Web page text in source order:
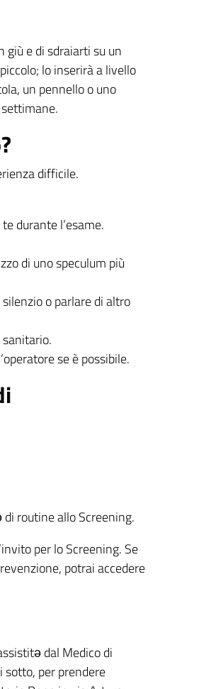
giù e di sdraiarti su un
lo inserirà a livello
un pennello o uno
difficile.
durante l’esame.
di uno speculum più
o parlare di altro
se è possibile.
routine allo Screening.
per lo Screening. Se
potrai accedere
dal Medico di
sotto, per prendere